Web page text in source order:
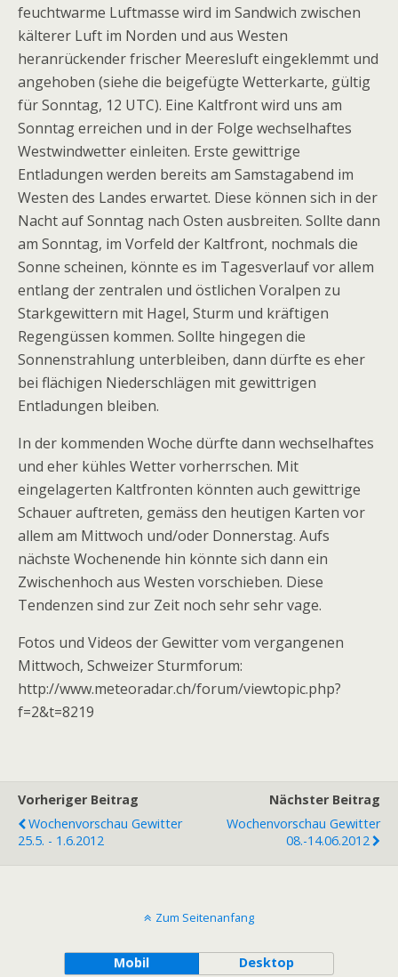
feuchtwarme Luftmasse wird im Sandwich zwischen
kälterer Luft im Norden und aus Westen
heranrückender frischer Meeresluft eingeklemmt und
angehoben (siehe die beigefügte Wetterkarte, gültig
für Sonntag, 12 UTC). Eine Kaltfront wird uns am
Sonntag erreichen und in der Folge wechselhaftes
Westwindwetter einleiten. Erste gewittrige
Entladungen werden bereits am Samstagabend im
Westen des Landes erwartet. Diese können sich in der
Nacht auf Sonntag nach Osten ausbreiten. Sollte dann
am Sonntag, im Vorfeld der Kaltfront, nochmals die
Sonne scheinen, könnte es im Tagesverlauf vor allem
entlang der zentralen und östlichen Voralpen zu
Starkgewittern mit Hagel, Sturm und kräftigen
Regengüssen kommen. Sollte hingegen die
Sonnenstrahlung unterbleiben, dann dürfte es eher
bei flächigen Niederschlägen mit gewittrigen
Entladungen bleiben.
In der kommenden Woche dürfte dann wechselhaftes
und eher kühles Wetter vorherrschen. Mit
eingelagerten Kaltfronten könnten auch gewittrige
Schauer auftreten, gemäss den heutigen Karten vor
allem am Mittwoch und/oder Donnerstag. Aufs
nächste Wochenende hin könnte sich dann ein
Zwischenhoch aus Westen vorschieben. Diese
Tendenzen sind zur Zeit noch sehr sehr vage.
Fotos und Videos der Gewitter vom vergangenen
Mittwoch, Schweizer Sturmforum:
http://www.meteoradar.ch/forum/viewtopic.php?
f=2&t=8219
Vorheriger Beitrag
Wochenvorschau Gewitter
25.5. - 1.6.2012
Nächster Beitrag
Wochenvorschau Gewitter
08.-14.06.2012
Zum Seitenanfang
Mobil Desktop